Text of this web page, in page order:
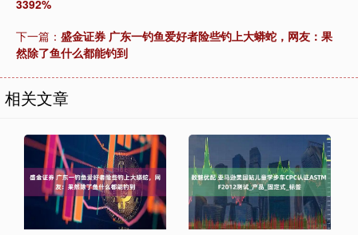
3392%
下一篇： 盛金证券 广东一钓鱼爱好者险些钓上大蟒蛇，网友：果
然除了鱼什么都能钓到
相关文章